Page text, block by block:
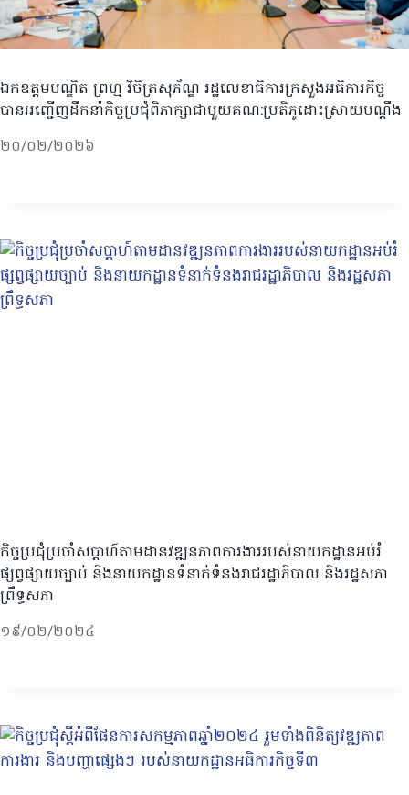
ឯកឧត្តមបណ្ឌិត ព្រហ្ម វិចិត្រសុភ័ណ្ឌ រដ្ឋលេខាធិការក្រសួងអធិការកិច្ច
បានអញ្ជើញដឹកនាំកិច្ចប្រជុំពិភាក្សាជាមួយគណ:ប្រតិភូដោះស្រាយបណ្ដឹង
២០/០២/២០២៦
កិច្ចប្រជុំប្រចាំសប្តាហ៍តាមដានវឌ្ឍនភាពការងាររបស់នាយកដ្ឋានអប់រំ
ផ្សព្វផ្សាយច្បាប់ និងនាយកដ្ឋានទំនាក់ទំនងរាជរដ្ឋាភិបាល និងរដ្ឋសភា
ព្រឹទ្ធសភា
១៩/០២/២០២៤